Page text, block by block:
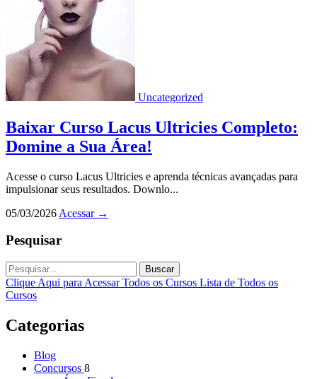
Uncategorized
Baixar Curso Lacus Ultricies Completo:
Domine a Sua Área!
Acesse o curso Lacus Ultricies e aprenda técnicas avançadas para
impulsionar seus resultados. Downlo...
05/03/2026 Acessar →
Pesquisar
Buscar
Clique Aqui para Acessar Todos os Cursos Lista de Todos os
Cursos
Categorias
Blog
Concursos 8